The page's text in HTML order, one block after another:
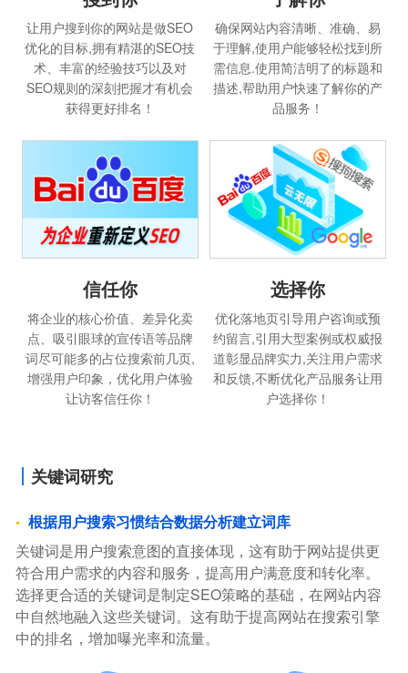
让用户搜到你的网站是做SEO
优化的目标,拥有精湛的SEO技
术、丰富的经验技巧以及对
SEO规则的深刻把握才有机会
获得更好排名！
确保网站内容清晰、准确、易
于理解,使用户能够轻松找到所
需信息.使用简洁明了的标题和
描述,帮助用户快速了解你的产
品服务！
信任你
将企业的核心价值、差异化卖
点、吸引眼球的宣传语等品牌
词尽可能多的占位搜索前几页,
增强用户印象，优化用户体验
让访客信任你！
选择你
优化落地页引导用户咨询或预
约留言,引用大型案例或权威报
道彰显品牌实力,关注用户需求
和反馈,不断优化产品服务让用
户选择你！
关键词研究
根据用户搜索习惯结合数据分析建立词库
关键词是用户搜索意图的直接体现，这有助于网站提供更
符合用户需求的内容和服务，提高用户满意度和转化率。
选择更合适的关键词是制定SEO策略的基础，在网站内容
中自然地融入这些关键词。这有助于提高网站在搜索引擎
中的排名，增加曝光率和流量。